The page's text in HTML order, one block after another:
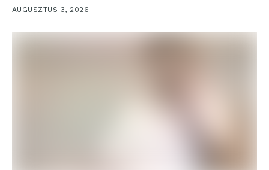
AUGUSZTUS 3, 2026